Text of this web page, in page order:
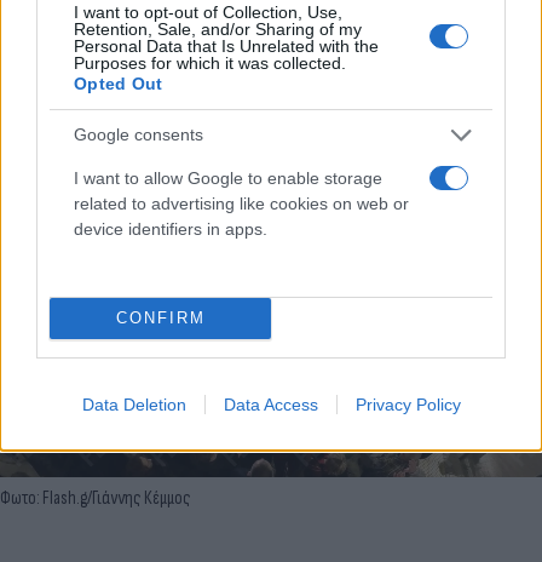
I want to opt-out of Collection, Use,
Retention, Sale, and/or Sharing of my
Personal Data that Is Unrelated with the
Purposes for which it was collected.
Opted Out
Google consents
I want to allow Google to enable storage
related to advertising like cookies on web or
device identifiers in apps.
CONFIRM
Data Deletion Data Access Privacy Policy
Φωτο: Flash.g/Γιάννης Κέμμος